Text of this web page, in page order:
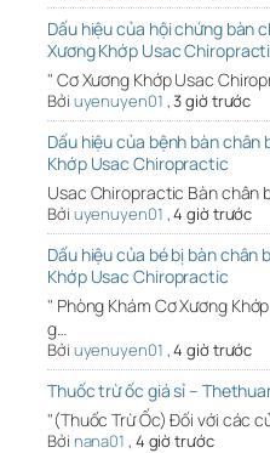
Dấu hiệu của hội chứng bàn
Xương Khớp Usac
" Cơ Xương Khớp Usac
Bởi uyenuyen01 ,3 giờ trước
Dấu hiệu của bệnh bàn chân
Khớp Usac Chiropractic
Usac Chiropractic Bàn chân
Bởi uyenuyen01 ,4 giờ trước
Dấu hiệu của bé bị bàn chân
Khớp Usac Chiropractic
" Phòng Khám Cơ Xương
g…
Bởi uyenuyen01 ,4 giờ trước
Thuốc trừ ốc giá sỉ –
"(Thuốc Trừ Ốc) Đối với các
Bởi nana01 , 4 giờ trước